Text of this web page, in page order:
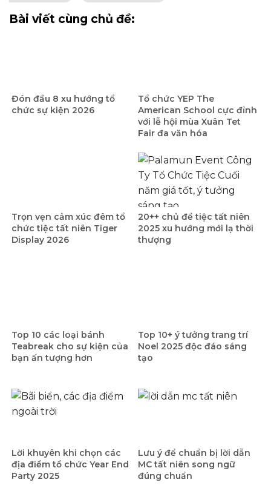
Bài viết cùng chủ đề:
Đón đầu 8 xu hướng tổ
chức sự kiện 2026
Tổ chức YEP The
American School cực đỉnh
với lễ hội mùa Xuân Tet
Fair đa văn hóa
Trọn vẹn cảm xúc đêm tổ
chức tiệc tất niên Tiger
Display 2026
20++ chủ đề tiệc tất niên
2025 xu hướng mới lạ thời
thượng
Top 10 các loại bánh
Teabreak cho sự kiện của
bạn ấn tượng hơn
Top 10+ ý tưởng trang trí
Noel 2025 độc đáo sáng
tạo
Lời khuyên khi chọn các
địa điểm tổ chức Year End
Party 2025
Lưu ý để chuẩn bị lời dẫn
MC tất niên song ngữ
đúng chuẩn